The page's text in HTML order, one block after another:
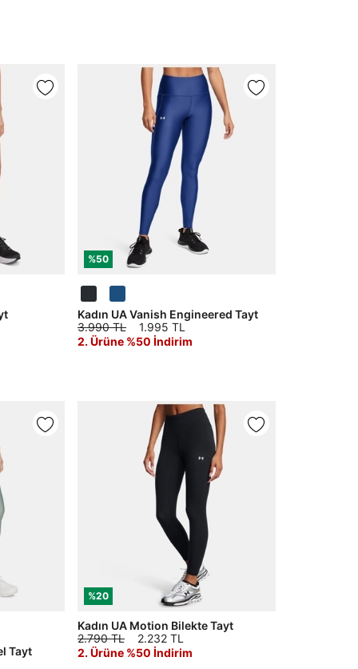
%50
Kadın UA Vanish Engineered Tayt
3.990 TL
1.995 TL
2. Ürüne %50 İndirim
Tayt
%20
Kadın UA Motion Bilekte Tayt
2.790 TL
2.232 TL
2. Ürüne %50 İndirim